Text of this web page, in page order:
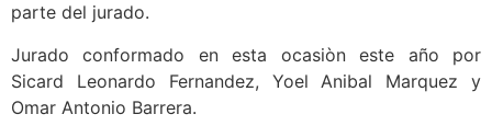
parte del jurado.
Jurado conformado en esta ocasiòn este año por
Sicard Leonardo Fernandez, Yoel Anibal Marquez y
Omar Antonio Barrera.